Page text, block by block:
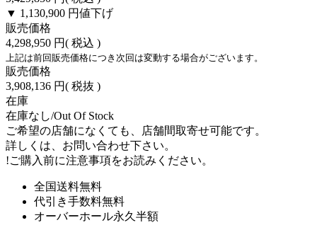
▼ 1,130,900 円値下げ
販売価格
4,298,950 円( 税込 )
上記は前回販売価格につき次回は変動する場合がございます。
販売価格
3,908,136 円( 税抜 )
在庫
在庫なし/Out Of Stock
ご希望の店舗になくても、店舗間取寄せ可能です。
詳しくは、お問い合わせ下さい。
!ご購入前に注意事項をお読みください。
全国送料無料
代引き手数料無料
オーバーホール永久半額